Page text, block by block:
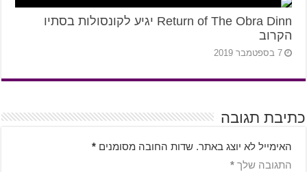
Return of The Obra Dinn יגיע לקונסולות בסתיו
הקרוב
7 בספטמבר 2019
כתיבת תגובה
האימייל לא יוצג באתר. שדות החובה מסומנים *
התגובה שלך *